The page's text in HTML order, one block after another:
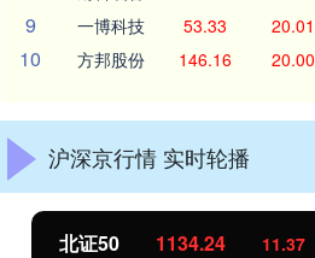
9 一博科技 53.33
10 方邦股份 146.16
沪深京行情 实时轮播
北证50 1134.24 11.37